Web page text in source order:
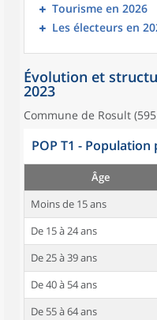
Tourisme en 2026
Les électeurs en
Évolution et
2023
Commune de Rosult
POP T1 -
Âge
Moins de 15 ans
De 15 à 24 ans
De 25 à 39 ans
De 40 à 54 ans
De 55 à 64 ans